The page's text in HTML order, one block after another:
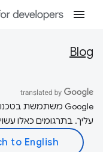
Blog
עליך. בתרגומים כאלו